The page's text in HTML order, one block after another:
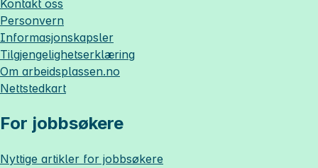
Kontakt oss
Personvern
Informasjonskapsler
Tilgjengelighetserklæring
Om arbeidsplassen.no
Nettstedkart
For jobbsøkere
Nyttige artikler for jobbsøkere